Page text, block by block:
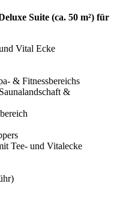
Suite (ca. 50 m²) für
Vital Ecke
& Fitnessbereichs
&
Tee- und Vitalecke